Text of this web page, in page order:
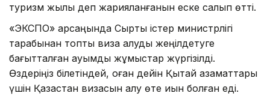
туризм жылы деп жарияланғанын еске салып өтті.
«ЭКСПО» қарсаңында Сыртқы істер министрлігі
тарабынан топтық виза алуды жеңілдетуге
бағытталған ауқымды жұмыстар жүргізілді.
Өздеріңіз білетіндей, оған дейін Қытай азаматтары
үшін Қазақстан визасын алу өте қиын болған еді.